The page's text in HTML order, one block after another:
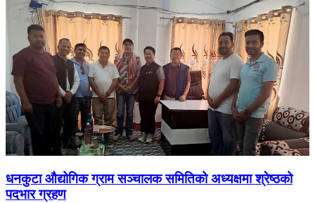
धनकुटा औद्योगिक ग्राम सञ्चालक समितिको अध्यक्षमा श्रेष्ठको
पदभार ग्रहण